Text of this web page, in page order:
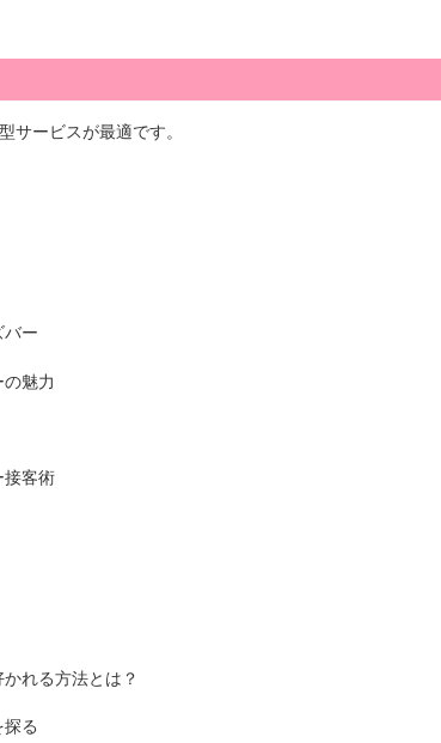
サービスが最適です。
バー
魅力
接客術
れる方法とは？
る